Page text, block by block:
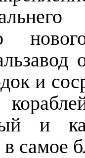
и
и
самое